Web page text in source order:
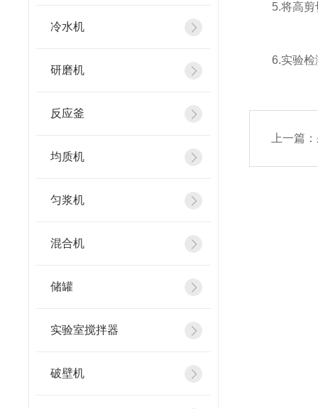
冷水机
研磨机
反应釜
均质机
匀浆机
混合机
储罐
实验室搅拌器
破壁机
5.将高剪切
6.实验检测
上一篇：